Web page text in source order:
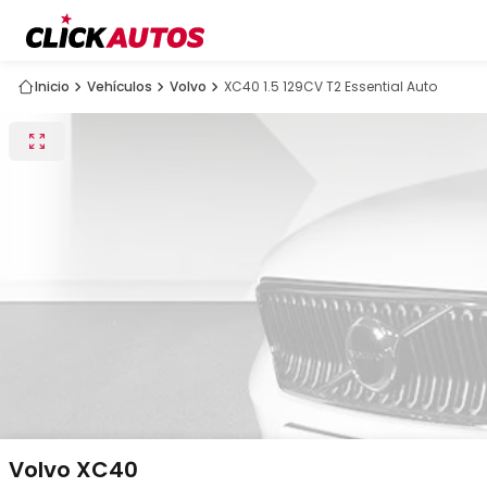
Inicio Vehículos Volvo XC40 1.5 129CV T2 Essential Auto
Volvo XC40